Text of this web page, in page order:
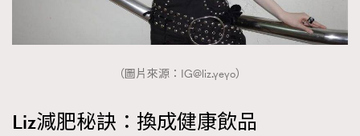
（圖片來源： IG@liz.yeyo）
Liz減肥秘訣：換成健康飲品